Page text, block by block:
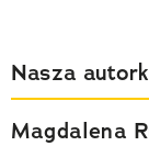
Nasza
Magdalena